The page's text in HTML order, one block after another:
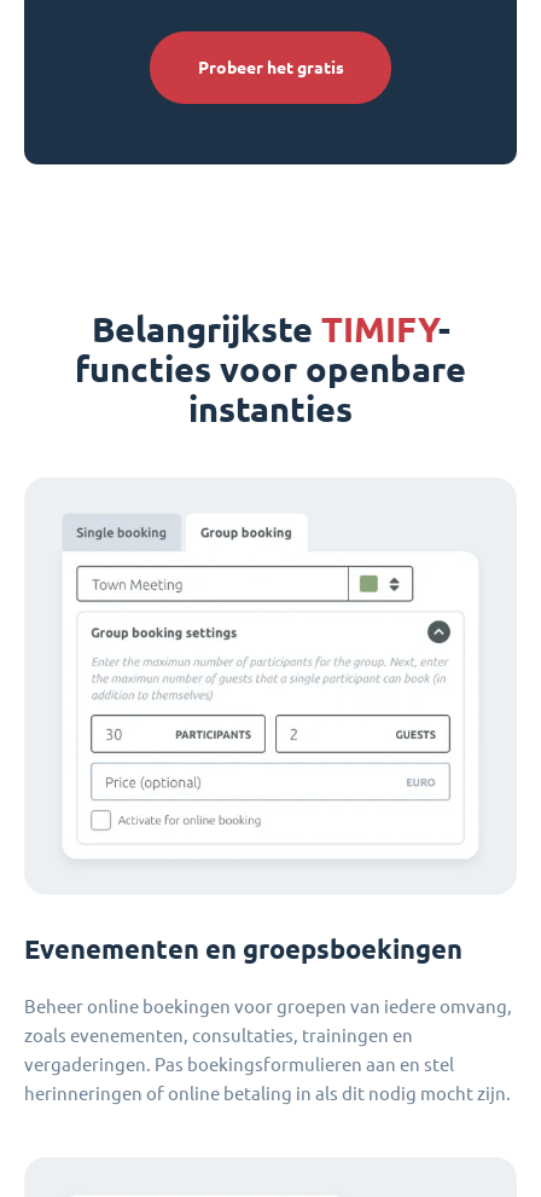
Probeer het gratis
Belangrijkste TIMIFY-
functies voor openbare
instanties
Evenementen en groepsboekingen
Beheer online boekingen voor groepen van iedere omvang,
zoals evenementen, consultaties, trainingen en
vergaderingen. Pas boekingsformulieren aan en stel
herinneringen of online betaling in als dit nodig mocht zijn.